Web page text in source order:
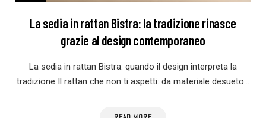
La sedia in rattan Bistra: la tradizione rinasce
grazie al design contemporaneo
La sedia in rattan Bistra: quando il design interpreta la
tradizione Il rattan che non ti aspetti: da materiale desueto…